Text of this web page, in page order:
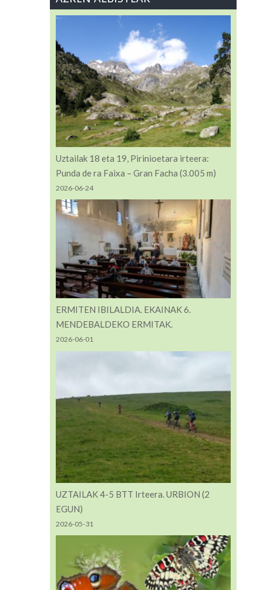
Uztailak 18 eta 19, Pirinioetara irteera:
Punda de ra Faixa – Gran Facha (3.005 m)
2026-06-24
ERMITEN IBILALDIA. EKAINAK 6.
MENDEBALDEKO ERMITAK.
2026-06-01
UZTAILAK 4-5 BTT Irteera. URBION (2
EGUN)
2026-05-31